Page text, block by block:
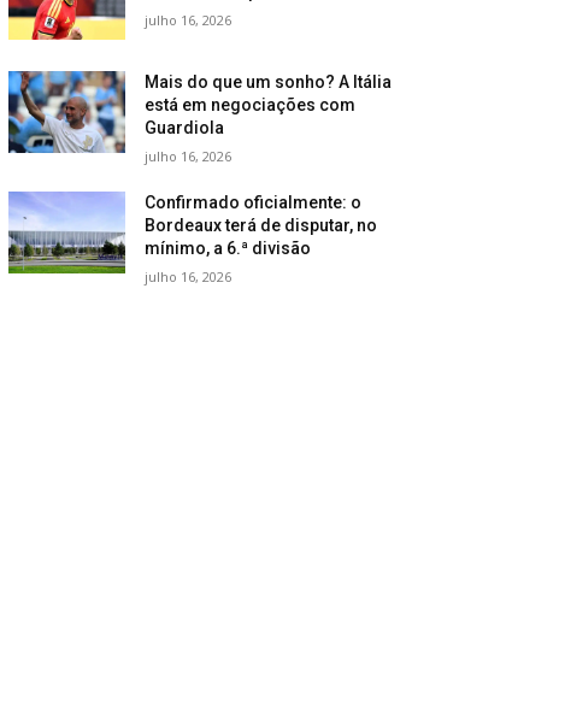
julho 16, 2026
Mais do que um sonho? A Itália
está em negociações com
Guardiola
julho 16, 2026
Confirmado oficialmente: o
Bordeaux terá de disputar, no
mínimo, a 6.ª divisão
julho 16, 2026